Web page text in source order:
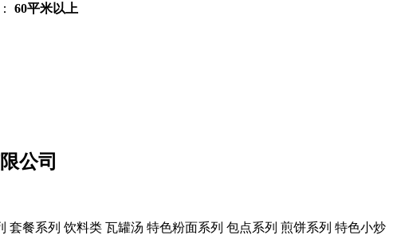
60平米以上
公司
套餐系列 饮料类 瓦罐汤 特色粉面系列 包点系列 煎饼系列 特色小炒